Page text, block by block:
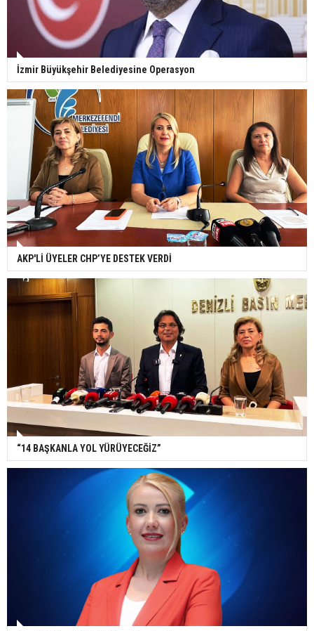
İzmir Büyükşehir Belediyesine Operasyon
AKP'Lİ ÜYELER CHP’YE DESTEK VERDİ
“14 BAŞKANLA YOL YÜRÜYECEĞİZ”